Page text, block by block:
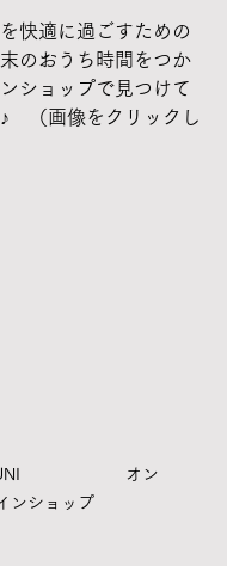
快適に過ごすための
のおうち時間をつか
ショップで見つけて
　（画像をクリックし
　　　　　　オン
ンショップ